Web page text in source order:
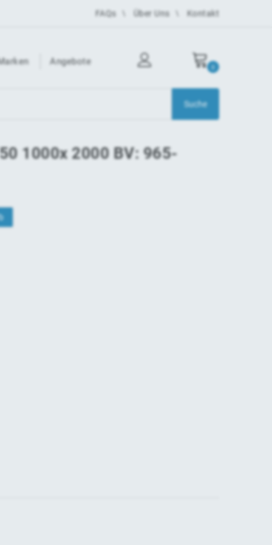
FAQs Über Uns Kontakt
Angebote
1000x 2000 BV: 965-